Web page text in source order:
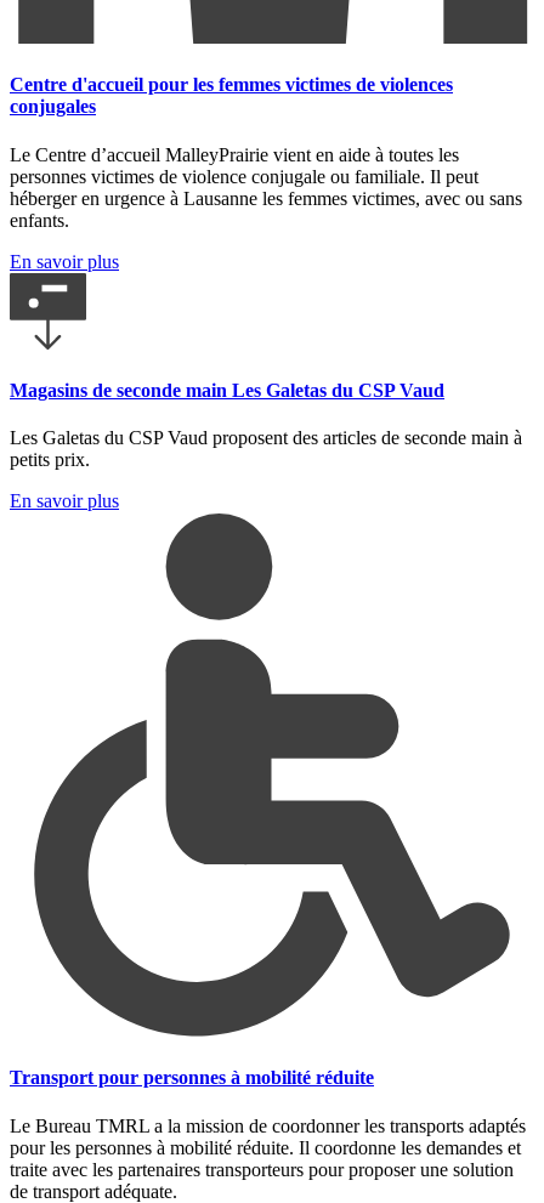
Centre d'accueil pour les femmes victimes de violences
conjugales
Le Centre d’accueil MalleyPrairie vient en aide à toutes les
personnes victimes de violence conjugale ou familiale. Il peut
héberger en urgence à Lausanne les femmes victimes, avec ou sans
enfants.
En savoir plus
Magasins de seconde main Les Galetas du CSP Vaud
Les Galetas du CSP Vaud proposent des articles de seconde main à
petits prix.
En savoir plus
Transport pour personnes à mobilité réduite
Le Bureau TMRL a la mission de coordonner les transports adaptés
pour les personnes à mobilité réduite. Il coordonne les demandes et
traite avec les partenaires transporteurs pour proposer une solution
de transport adéquate.